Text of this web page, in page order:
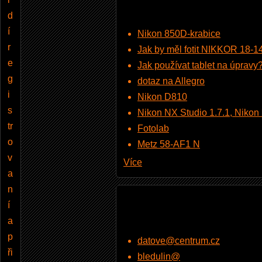
d
í
r
e
g
i
s
tr
o
v
a
n
í
a
p
ři
Nikon 850D-krabice
Jak by měl fotit NIKKOR 18-
Jak používat tablet na
dotaz na Allegro
Nikon D810
Nikon NX Studio 1.7.1,
Fotolab
Metz 58-AF1 N
Více
datove@centrum.cz
bledulin@